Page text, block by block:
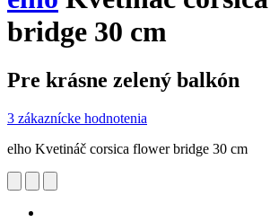
bridge 30 cm
Pre krásne zelený balkón
3 zákaznícke hodnotenia
elho Kvetináč corsica flower bridge 30 cm